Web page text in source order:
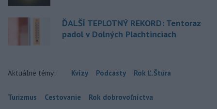
ĎALŠÍ TEPLOTNÝ REKORD: Tentoraz
padol v Dolných Plachtinciach
Aktuálne témy: Kvízy Podcasty Rok Ľ.Štúra
Turizmus Cestovanie Rok dobrovoľníctva